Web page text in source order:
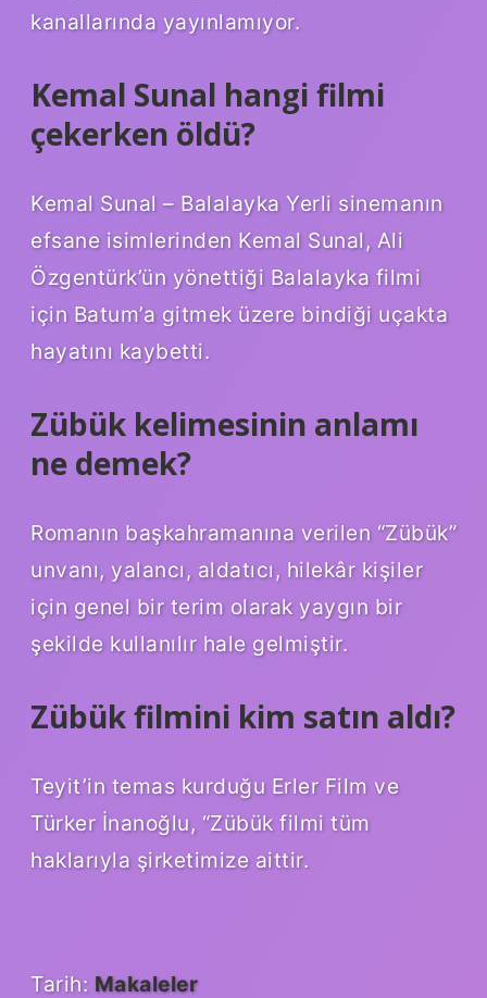
kanallarında yayınlamıyor.
Kemal Sunal hangi filmi
çekerken öldü?
Kemal Sunal – Balalayka Yerli sinemanın
efsane isimlerinden Kemal Sunal, Ali
Özgentürk’ün yönettiği Balalayka filmi
için Batum’a gitmek üzere bindiği uçakta
hayatını kaybetti.
Zübük kelimesinin anlamı
ne demek?
Romanın başkahramanına verilen “Zübük”
unvanı, yalancı, aldatıcı, hilekâr kişiler
için genel bir terim olarak yaygın bir
şekilde kullanılır hale gelmiştir.
Zübük filmini kim satın aldı?
Teyit’in temas kurduğu Erler Film ve
Türker İnanoğlu, “Zübük filmi tüm
haklarıyla şirketimize aittir.
Tarih: Makaleler